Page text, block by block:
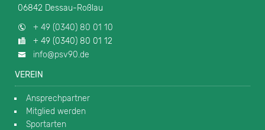
06842 Dessau-Roßlau
+ 49 (0340) 80 01 10
+ 49 (0340) 80 01 12
info@psv90.de
VEREIN
Ansprechpartner
Mitglied werden
Sportarten